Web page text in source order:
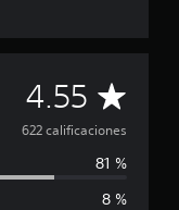
4.55 C
a
622 calificaciones
81 %
8 %